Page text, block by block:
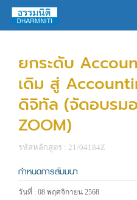
ยกระดับ
เดิม สู่
ดิจิทัล (จัดอบรม
ZOOM)
รหัสหลักสูตร : 21/04184Z
กำหนดการสัมมนา
วันที่ : 08 พฤศจิกายน 2568